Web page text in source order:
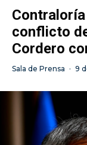
conflicto
Cordero
Sala de Prensa · 9